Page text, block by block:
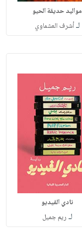
مواليد حديقة الحيو
لـأشرف العشماوي
نادي الفيديو
لـ ريم جميل